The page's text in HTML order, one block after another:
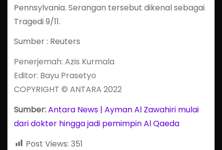
Pennsylvania. Serangan tersebut dikenal sebagai
Tragedi 9/11.
Sumber : Reuters
Penerjemah: Azis Kurmala
Editor: Bayu Prasetyo
COPYRIGHT © ANTARA 2022
Sumber:Antara News | Ayman Al Zawahiri mulai
dari dokter hingga jadi pemimpin Al Qaeda
Post Views: 351